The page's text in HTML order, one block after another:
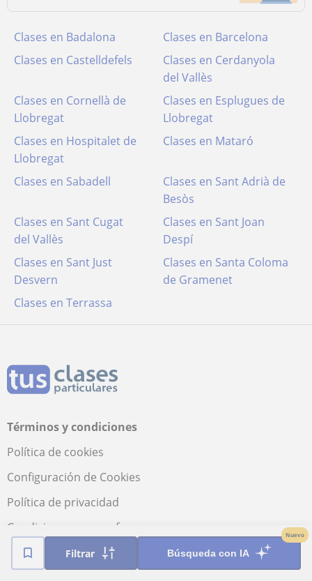
Filtrar Búsqueda con IA
Nuevo
Clases en Badalona
Clases en Barcelona
Clases en Castelldefels
Clases en Cerdanyola
del Vallès
Clases en Cornellà de
Llobregat
Clases en Esplugues de
Llobregat
Clases en Hospitalet de
Llobregat
Clases en Mataró
Clases en Sabadell
Clases en Sant Adrià de
Besòs
Clases en Sant Cugat
del Vallès
Clases en Sant Joan
Despí
Clases en Sant Just
Desvern
Clases en Santa Coloma
de Gramenet
Clases en Terrassa
Términos y condiciones
Política de cookies
Configuración de Cookies
Política de privacidad
Condiciones uso profesores
Condiciones uso alumnos